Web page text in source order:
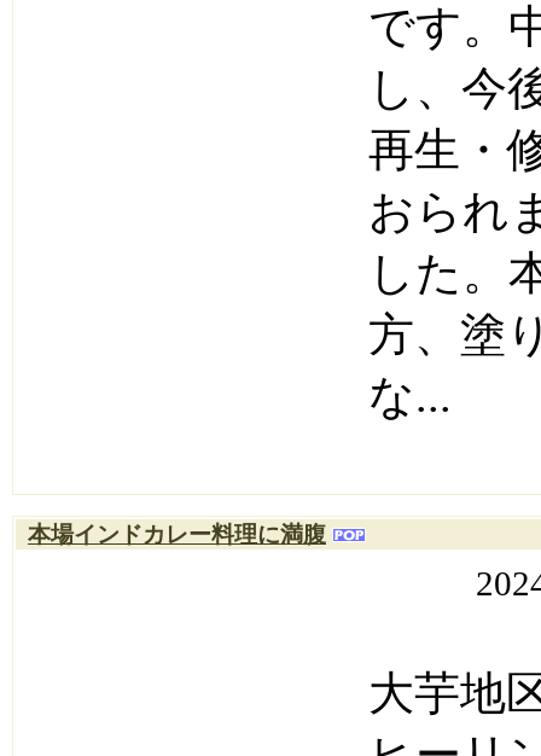
です。
し、今
再生・
おられ
した。
方、塗
な...
本場インドカレー料理に満腹
大芋地